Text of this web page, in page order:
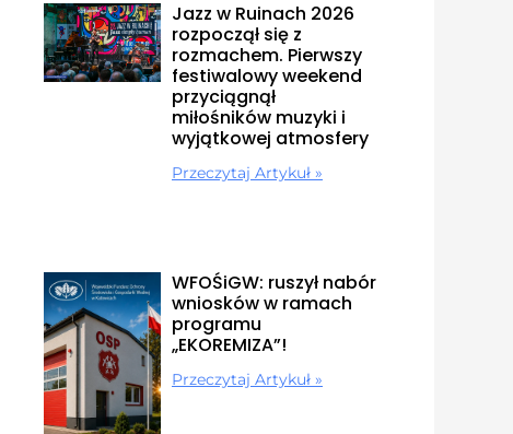
Jazz w Ruinach 2026
rozpoczął się z
rozmachem. Pierwszy
festiwalowy weekend
przyciągnął
miłośników muzyki i
wyjątkowej atmosfery
Przeczytaj Artykuł »
WFOŚiGW: ruszył nabór
wniosków w ramach
programu
„EKOREMIZA”!
Przeczytaj Artykuł »